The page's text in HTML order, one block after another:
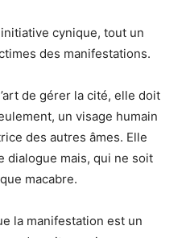
cynique, tout un
des manifestations.
de gérer la cité, elle doit
un visage humain
des autres âmes. Elle
dialogue mais, qui ne soit
macabre.
la manifestation est un